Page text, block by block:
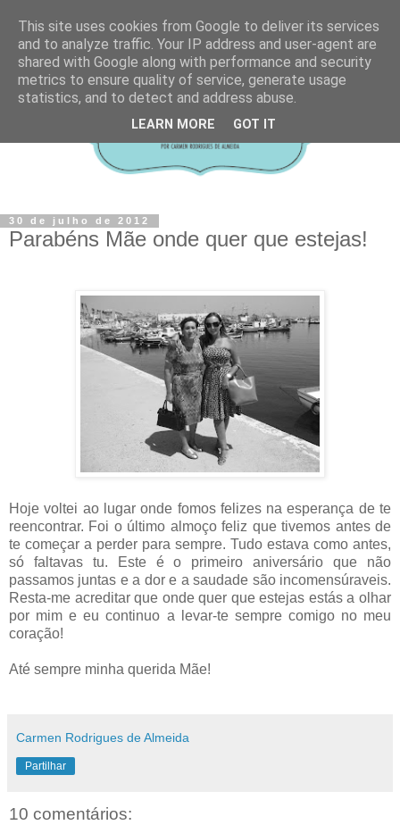
30 de julho de 2012
Parabéns Mãe onde quer que estejas!
Hoje voltei ao lugar onde fomos felizes na esperança de te
reencontrar. Foi o último almoço feliz que tivemos antes de
te começar a perder para sempre. Tudo estava como antes,
só faltavas tu. Este é o primeiro aniversário que não
passamos juntas e a dor e a saudade são incomensúraveis.
Resta-me acreditar que onde quer que estejas estás a olhar
por mim e eu continuo a levar-te sempre comigo no meu
coração!
Até sempre minha querida Mãe!
Carmen Rodrigues de Almeida
Partilhar
10 comentários:
This site uses cookies from Google to deliver its services
and to analyze traffic. Your IP address and user-agent are
shared with Google along with performance and security
metrics to ensure quality of service, generate usage
statistics, and to detect and address abuse.
LEARN MORE GOT IT